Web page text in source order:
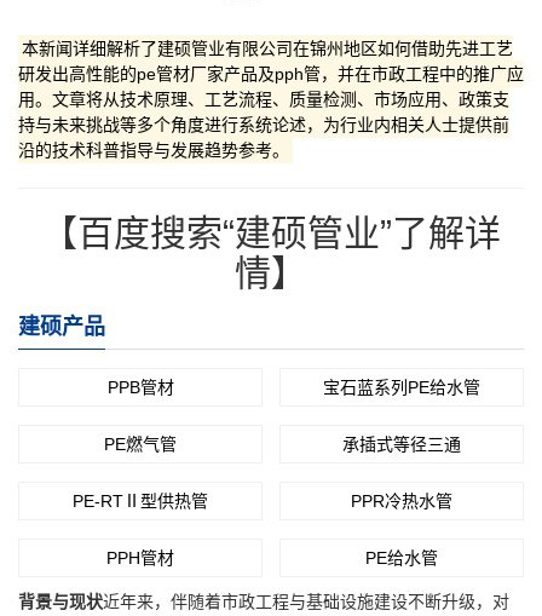
本新闻详细解析了建硕管业有限公司在锦州地区如何借助先进工艺
研发出高性能的pe管材厂家产品及pph管，并在市政工程中的推广应
用。文章将从技术原理、工艺流程、质量检测、市场应用、政策支
持与未来挑战等多个角度进行系统论述，为行业内相关人士提供前
沿的技术科普指导与发展趋势参考。
【百度搜索“建硕管业”了解详
情】
建硕产品
PPB管材 宝石蓝系列PE给水管
PE燃气管 承插式等径三通
PE-RTⅡ型供热管 PPR冷热水管
PPH管材 PE给水管
背景与现状近年来，伴随着市政工程与基础设施建设不断升级，对